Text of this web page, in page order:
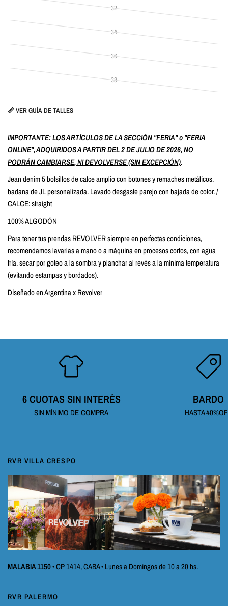
32
34
36
38
📏 VER GUÍA DE TALLES
IMPORTANTE: LOS ARTÍCULOS DE LA SECCIÓN "FERIA" o "FERIA
ONLINE", ADQUIRIDOS A PARTIR DEL 2 DE JULIO DE 2026,NO
PODRÁN CAMBIARSE, NI DEVOLVERSE (SIN EXCEPCIÓN).
Jean denim 5 bolsillos de calce amplio con botones y remaches metálicos,
badana de JL personalizada. Lavado desgaste parejo con bajada de color. /
CALCE:straight
100% ALGODÓN
Para tener tus prendas REVOLVER siempre en perfectas condiciones,
recomendamos lavarlas a mano o a máquina en procesos cortos, con agua
fría, secar por goteo a la sombra y planchar al revés a la mínima temperatura
(evitando estampas y bordados).
Diseñado en Argentina x Revolver
6 CUOTAS SIN INTERÉS
SIN MÍNIMO DE COMPRA
BARDO
HASTA
RVR VILLA CRESPO
MALABIA 1150• CP 1414, CABA • Lunes a Domingos de 10 a 20 hs.
RVR PALERMO